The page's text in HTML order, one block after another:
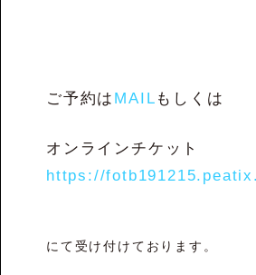
ご予約は MAIL もしくは
オンラインチケット
https://
にて受け付けております。